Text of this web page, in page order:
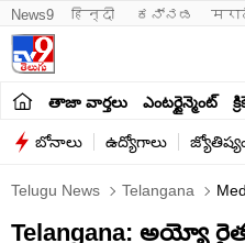
News9 हिन्दी ಕನ್ನಡ
తాజా వార్తలు ఎంటర్టైన్మెంట్
బోనాలు ఉద్యోగాలు
Telugu News Telangana
Telangana: అయ్యో